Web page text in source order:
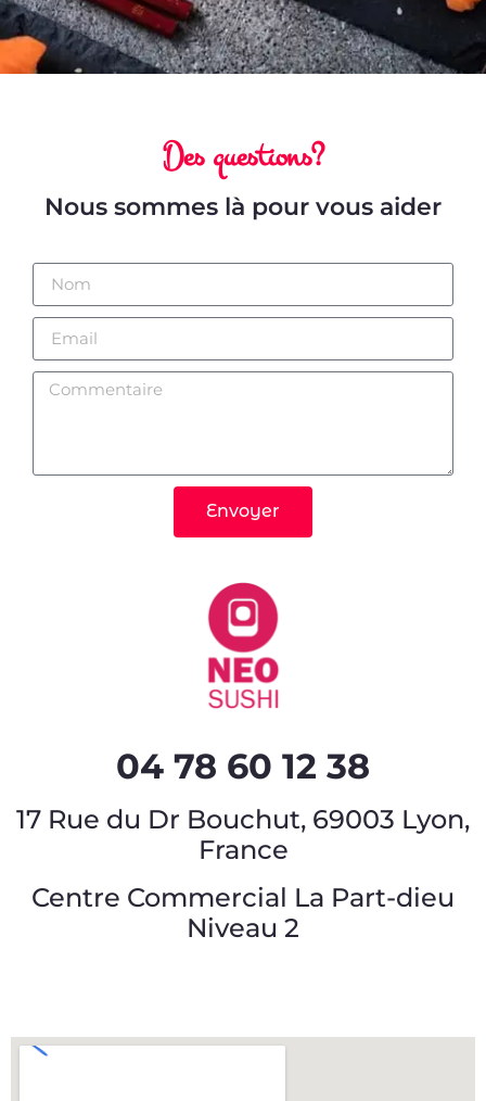
Des questions?
Nous sommes là pour vous aider
Envoyer
04 78 60 12 38
17 Rue du Dr Bouchut, 69003 Lyon,
France
Centre Commercial La Part-dieu
Niveau 2